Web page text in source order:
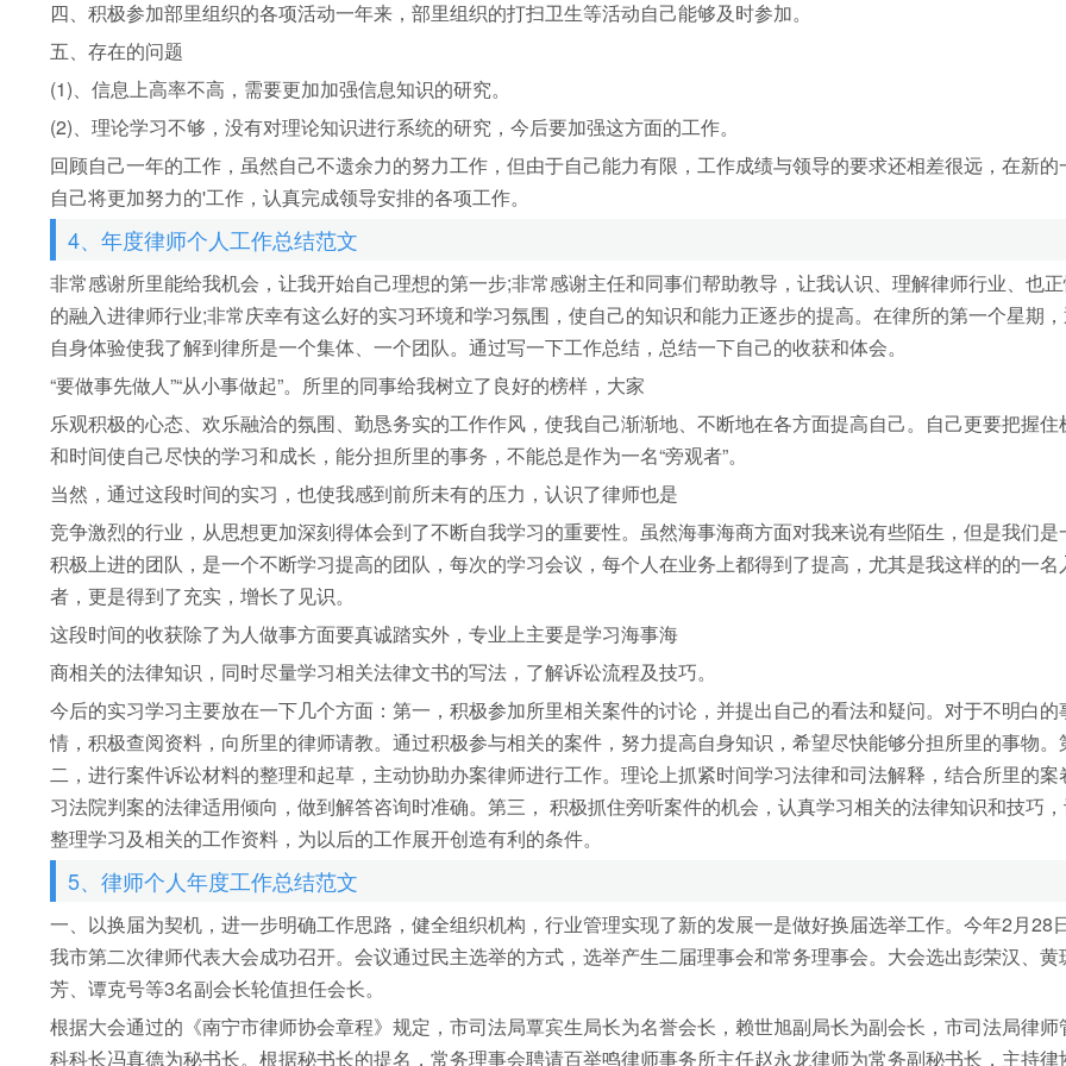
四、积极参加部里组织的各项活动一年来，部里组织的打扫卫生等活动自己能够及时参加。
五、存在的问题
(1)、信息上高率不高，需要更加加强信息知识的研究。
(2)、理论学习不够，没有对理论知识进行系统的研究，今后要加强这方面的工作。
回顾自己一年的工作，虽然自己不遗余力的努力工作，但由于自己能力有限，工作成绩与领导的要求还相差很远，在新的
自己将更加努力的'工作，认真完成领导安排的各项工作。
4、年度律师个人工作总结范文
非常感谢所里能给我机会，让我开始自己理想的第一步;非常感谢主任和同事们帮助教导，让我认识、理解律师行业、也
的融入进律师行业;非常庆幸有这么好的实习环境和学习氛围，使自己的知识和能力正逐步的提高。在律所的第一个星期
自身体验使我了解到律所是一个集体、一个团队。通过写一下工作总结，总结一下自己的收获和体会。
“要做事先做人”“从小事做起”。所里的同事给我树立了良好的榜样，大家
乐观积极的心态、欢乐融洽的氛围、勤恳务实的工作作风，使我自己渐渐地、不断地在各方面提高自己。自己更要把握住
和时间使自己尽快的学习和成长，能分担所里的事务，不能总是作为一名“旁观者”。
当然，通过这段时间的实习，也使我感到前所未有的压力，认识了律师也是
竞争激烈的行业，从思想更加深刻得体会到了不断自我学习的重要性。虽然海事海商方面对我来说有些陌生，但是我们是
积极上进的团队，是一个不断学习提高的团队，每次的学习会议，每个人在业务上都得到了提高，尤其是我这样的的一名
者，更是得到了充实，增长了见识。
这段时间的收获除了为人做事方面要真诚踏实外，专业上主要是学习海事海
商相关的法律知识，同时尽量学习相关法律文书的写法，了解诉讼流程及技巧。
今后的实习学习主要放在一下几个方面：第一，积极参加所里相关案件的讨论，并提出自己的看法和疑问。对于不明白的
情，积极查阅资料，向所里的律师请教。通过积极参与相关的案件，努力提高自身知识，希望尽快能够分担所里的事物。
二，进行案件诉讼材料的整理和起草，主动协助办案律师进行工作。理论上抓紧时间学习法律和司法解释，结合所里的案
习法院判案的法律适用倾向，做到解答咨询时准确。第三， 积极抓住旁听案件的机会，认真学习相关的法律知识和技巧
整理学习及相关的工作资料，为以后的工作展开创造有利的条件。
5、律师个人年度工作总结范文
一、以换届为契机，进一步明确工作思路，健全组织机构，行业管理实现了新的发展一是做好换届选举工作。今年2月28
我市第二次律师代表大会成功召开。会议通过民主选举的方式，选举产生二届理事会和常务理事会。大会选出彭荣汉、黄
芳、谭克号等3名副会长轮值担任会长。
根据大会通过的《南宁市律师协会章程》规定，市司法局覃宾生局长为名誉会长，赖世旭副局长为副会长，市司法局律师
科科长冯真德为秘书长。根据秘书长的提名，常务理事会聘请百举鸣律师事务所主任赵永龙律师为常务副秘书长，主持律